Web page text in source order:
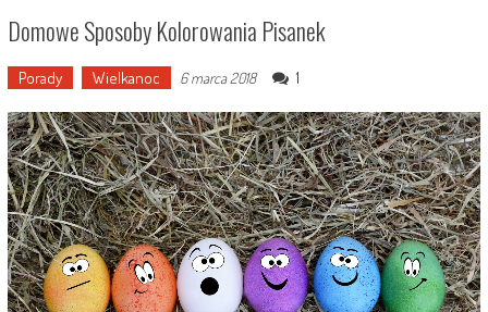
Domowe Sposoby Kolorowania Pisanek
Porady Wielkanoc 6 marca 2018 1